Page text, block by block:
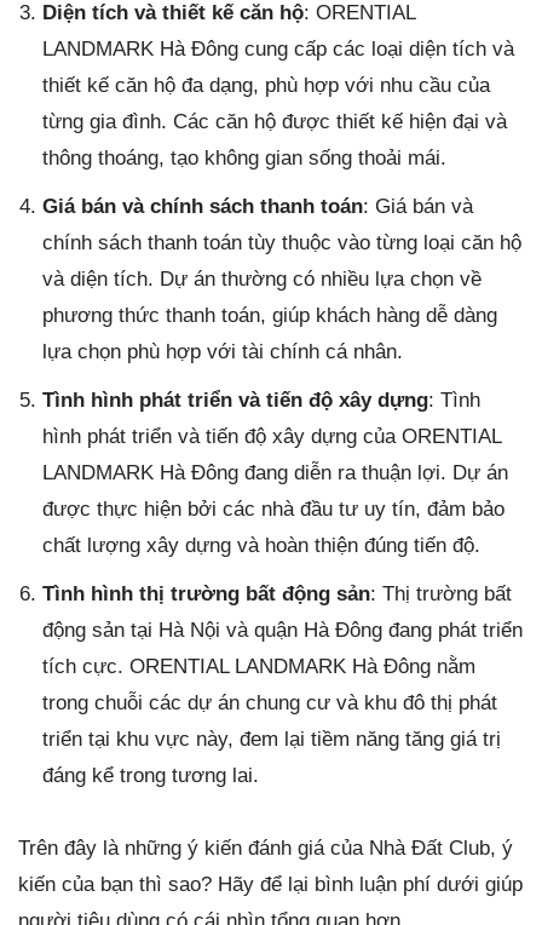
Diện tích và thiết kế căn hộ: ORENTIAL
LANDMARK Hà Đông cung cấp các loại diện tích và
thiết kế căn hộ đa dạng, phù hợp với nhu cầu của
từng gia đình. Các căn hộ được thiết kế hiện đại và
thông thoáng, tạo không gian sống thoải mái.
Giá bán và chính sách thanh toán: Giá bán và
chính sách thanh toán tùy thuộc vào từng loại căn hộ
và diện tích. Dự án thường có nhiều lựa chọn về
phương thức thanh toán, giúp khách hàng dễ dàng
lựa chọn phù hợp với tài chính cá nhân.
Tình hình phát triển và tiến độ xây dựng: Tình
hình phát triển và tiến độ xây dựng của ORENTIAL
LANDMARK Hà Đông đang diễn ra thuận lợi. Dự án
được thực hiện bởi các nhà đầu tư uy tín, đảm bảo
chất lượng xây dựng và hoàn thiện đúng tiến độ.
Tình hình thị trường bất động sản: Thị trường bất
động sản tại Hà Nội và quận Hà Đông đang phát triển
tích cực. ORENTIAL LANDMARK Hà Đông nằm
trong chuỗi các dự án chung cư và khu đô thị phát
triển tại khu vực này, đem lại tiềm năng tăng giá trị
đáng kể trong tương lai.
Trên đây là những ý kiến đánh giá của Nhà Đất Club, ý
kiến của bạn thì sao? Hãy để lại bình luận phí dưới giúp